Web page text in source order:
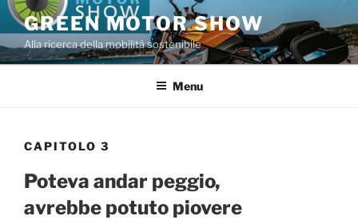
Salta
contenuto
GREEN MOTOR SHOW
Alla ricerca della mobilità sostenibile
Menu
CAPITOLO 3
Poteva andar peggio,
avrebbe potuto piovere